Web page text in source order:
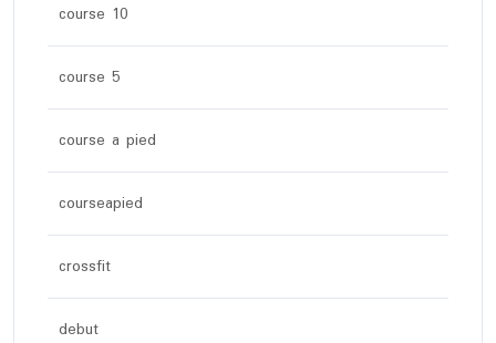
course 10
course 5
course a pied
courseapied
crossfit
debut